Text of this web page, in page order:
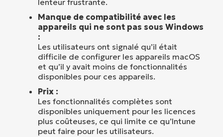
lenteur frustrante.
Manque de compatibilité avec les
appareils qui ne sont pas sous Windows
:
Les utilisateurs ont signalé qu’il était
difficile de configurer les appareils macOS
et qu’il y avait moins de fonctionnalités
disponibles pour ces appareils.
Prix :
Les fonctionnalités complètes sont
disponibles uniquement pour les licences
plus coûteuses, ce qui limite ce qu’Intune
peut faire pour les utilisateurs.